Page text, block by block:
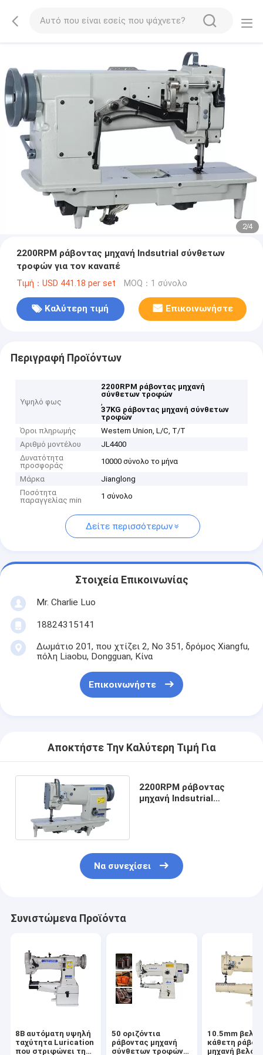
2/4
2200RPM ράβοντας μηχανή Indsutrial σύνθετων
τροφών για τον καναπέ
Τιμή：USD 441.18 per set MOQ：1 σύνολο
Καλύτερη τιμή Επικοινωνήστε
Περιγραφή Προϊόντων
Υψηλό φως
2200RPM ράβοντας μηχανή
σύνθετων τροφών
,
37KG ράβοντας μηχανή σύνθετων
τροφών
Όροι πληρωμής
Western Union, L/C, T/T
Αριθμό μοντέλου
JL4400
Δυνατότητα
προσφοράς
10000 σύνολο το μήνα
Μάρκα
Jianglong
Ποσότητα
παραγγελίας min
1 σύνολο
Δείτε περισσότερων
Στοιχεία Επικοινωνίας
Mr. Charlie Luo
18824315141
Δωμάτιο 201, που χτίζει 2, Νο 351, δρόμος Xiangfu,
πόλη Liaobu, Dongguan, Κίνα
Επικοινωνήστε
Αποκτήστε Την Καλύτερη Τιμή Για
2200RPM ράβοντας
μηχανή Indsutrial
Να συνεχίσει
Συνιστώμενα Προϊόντα
8B αυτόματη υψηλή
ταχύτητα Lurication
που στριφώνει τη
50 οριζόντια
ράβοντας μηχανή
σύνθετων τροφών
10.5mm
κάθετη
μηχανή